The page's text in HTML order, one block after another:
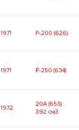
1971 P-200 (626)
1971 P-250 (634)
1972
20A (653)
392 см3